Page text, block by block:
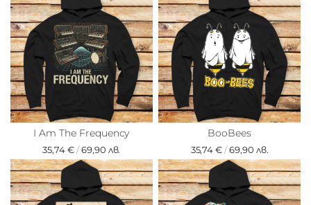
I Am The Frequency
35,74 €/69,90 лв.
BooBees
35,74 €/69,90 лв.